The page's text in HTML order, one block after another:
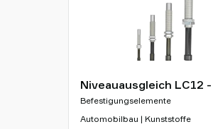
Niveauausgleich LC12 -
Befestigungselemente
Automobilbau | Kunststoffe